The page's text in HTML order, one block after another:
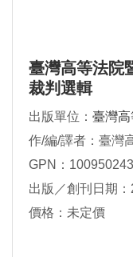
臺灣高等法院
裁判選輯
出版單位： 臺灣
作/編/譯者：臺灣
GPN：
出版／創刊日期
價格：未定價